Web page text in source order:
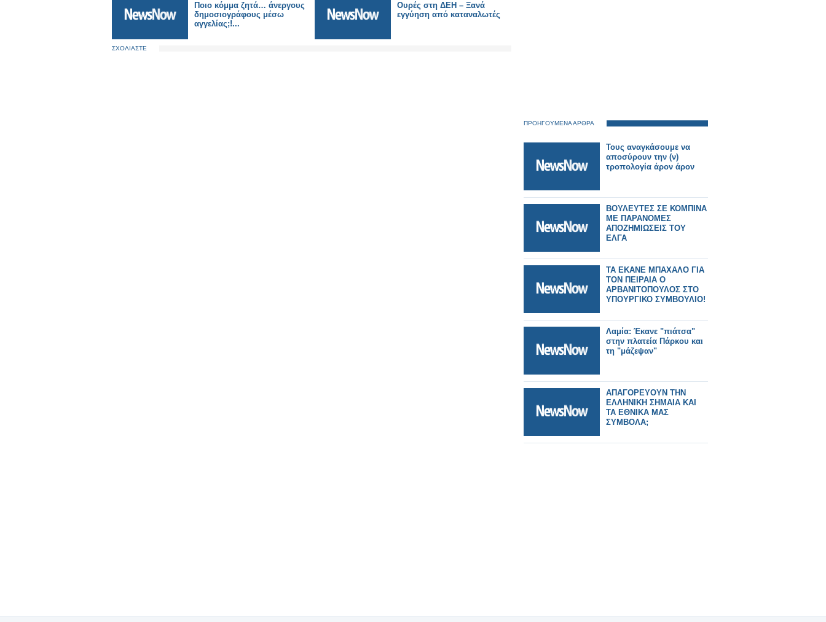
Ποιο κόμμα ζητά… άνεργους
δημοσιογράφους μέσω
αγγελίας;!...
Ουρές στη ΔΕΗ – Ξανά
εγγύηση από καταναλωτές
ΣΧΟΛΙΑΣΤΕ
ΠΡΟΗΓΟΥΜΕΝΑ ΑΡΘΡΑ
Τους αναγκάσουμε να
αποσύρουν την (ν)
τροπολογία άρον άρον
ΒΟΥΛΕΥΤΕΣ ΣΕ ΚΟΜΠΙΝΑ
ΜΕ ΠΑΡΑΝΟΜΕΣ
ΑΠΟΖΗΜΙΩΣΕΙΣ ΤΟΥ
ΕΛΓΑ
ΤΑ ΕΚΑΝΕ ΜΠΑΧΑΛΟ ΓΙΑ
ΤΟΝ ΠΕΙΡΑΙΑ Ο
ΑΡΒΑΝΙΤΟΠΟΥΛΟΣ ΣΤΟ
ΥΠΟΥΡΓΙΚΟ ΣΥΜΒΟΥΛΙΟ!
Λαμία: Έκανε "πιάτσα"
στην πλατεία Πάρκου και
τη "μάζεψαν"
ΑΠΑΓΟΡΕΥΟΥΝ ΤΗΝ
ΕΛΛΗΝΙΚΗ ΣΗΜΑΙΑ ΚΑΙ
ΤΑ ΕΘΝΙΚΑ ΜΑΣ
ΣΥΜΒΟΛΑ;